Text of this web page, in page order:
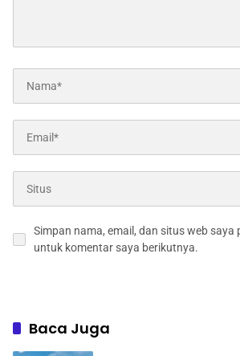
Simpan nama, email, dan situs web saya
untuk komentar saya berikutnya.
Baca Juga